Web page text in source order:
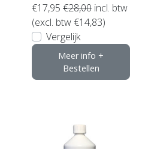
€17,95 €28,00 incl. btw
(excl. btw €14,83)
Vergelijk
Meer info +
Bestellen